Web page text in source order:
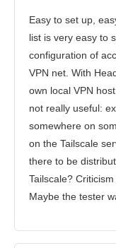
Easy to set up,
list is very easy to
configuration of
VPN net. With
own local VPN
not really useful:
somewhere on
on the Tailscale
there to be
Tailscale?
Maybe the tester